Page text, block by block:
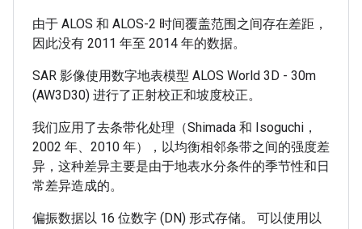
由于 ALOS 和 ALOS-2 时间覆盖范围之间存在差距，
因此没有 2011 年至 2014 年的数据。
SAR 影像使用数字地表模型 ALOS World 3D - 30m
(AW3D30) 进行了正射校正和坡度校正。
我们应用了去条带化处理（Shimada 和 Isoguchi，
2002 年、2010 年），以均衡相邻条带之间的强度差
异，这种差异主要是由于地表水分条件的季节性和日
常差异造成的。
偏振数据以 16 位数字 (DN) 形式存储。 可以使用以